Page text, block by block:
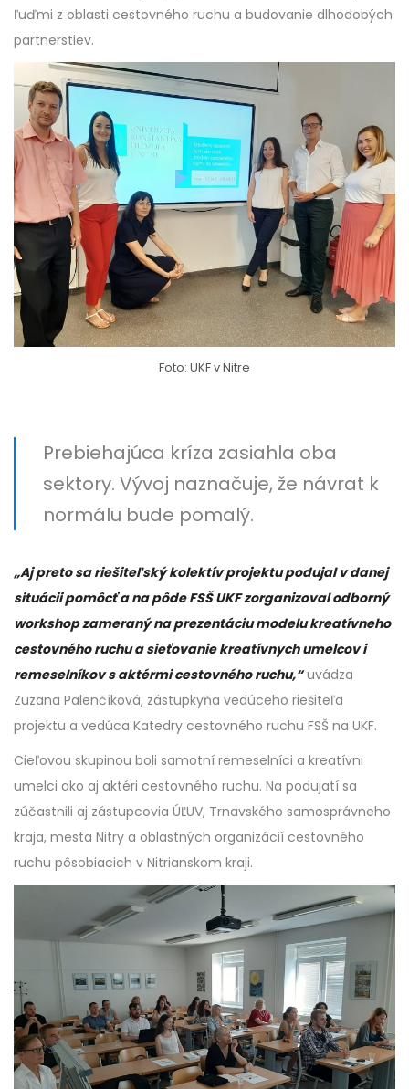
ľuďmi z oblasti cestovného ruchu a budovanie dlhodobých
partnerstiev.
Foto: UKF v Nitre
Prebiehajúca kríza zasiahla oba
sektory. Vývoj naznačuje, že návrat k
normálu bude pomalý.
„Aj preto sa riešiteľský kolektív projektu podujal v danej
situácii pomôcť a na pôde FSŠ UKF zorganizoval odborný
workshop zameraný na prezentáciu modelu kreatívneho
cestovného ruchu a sieťovanie kreatívnych umelcov i
remeselníkov s aktérmi cestovného ruchu,“uvádza
Zuzana Palenčíková, zástupkyňa vedúceho riešiteľa
projektu a vedúca Katedry cestovného ruchu FSŠ na UKF.
Cieľovou skupinou boli samotní remeselníci a kreatívni
umelci ako aj aktéri cestovného ruchu. Na podujatí sa
zúčastnili aj zástupcovia ÚĽUV, Trnavského samosprávneho
kraja, mesta Nitry a oblastných organizácií cestovného
ruchu pôsobiacich v Nitrianskom kraji.